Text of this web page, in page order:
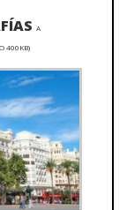
A
400KB)